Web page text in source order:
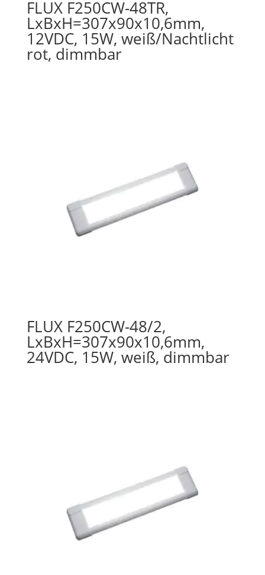
FLUX F250CW-48TR,
LxBxH=307x90x10,6mm,
12VDC, 15W, weiß/Nachtlicht
rot, dimmbar
FLUX F250CW-48/2,
LxBxH=307x90x10,6mm,
24VDC, 15W, weiß, dimmbar